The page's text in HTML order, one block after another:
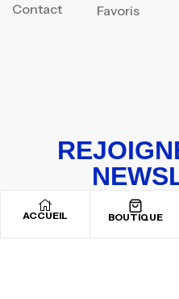
ACCUEIL BOUTIQUE
Contact
Favoris
Inscrivez-vous pour